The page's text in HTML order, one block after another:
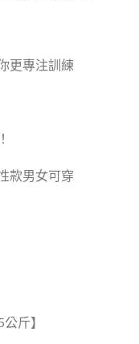
更專注訓練
款男女可穿
斤】